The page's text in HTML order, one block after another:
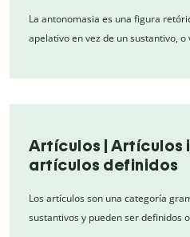
La antonomasia es una figura
apelativo en vez de un sustantivo, o
Artículos | Artículos
artículos definidos
Los artículos son una categoría
sustantivos y pueden ser definidos